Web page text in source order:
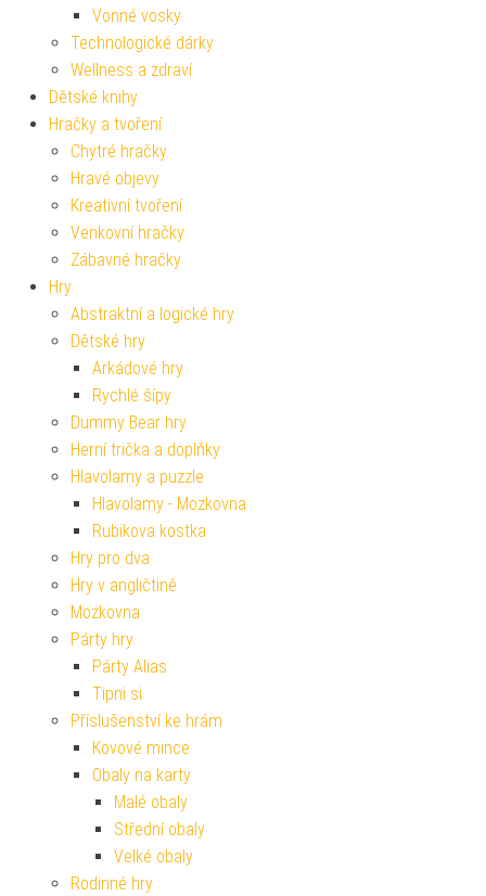
Vonné vosky
Technologické dárky
Wellness a zdraví
Dětské knihy
Hračky a tvoření
Chytré hračky
Hravé objevy
Kreativní tvoření
Venkovní hračky
Zábavné hračky
Hry
Abstraktní a logické hry
Dětské hry
Arkádové hry
Rychlé šípy
Dummy Bear hry
Herní trička a doplňky
Hlavolamy a puzzle
Hlavolamy - Mozkovna
Rubikova kostka
Hry pro dva
Hry v angličtině
Mozkovna
Párty hry
Párty Alias
Tipni si
Příslušenství ke hrám
Kovové mince
Obaly na karty
Malé obaly
Střední obaly
Velké obaly
Rodinné hry